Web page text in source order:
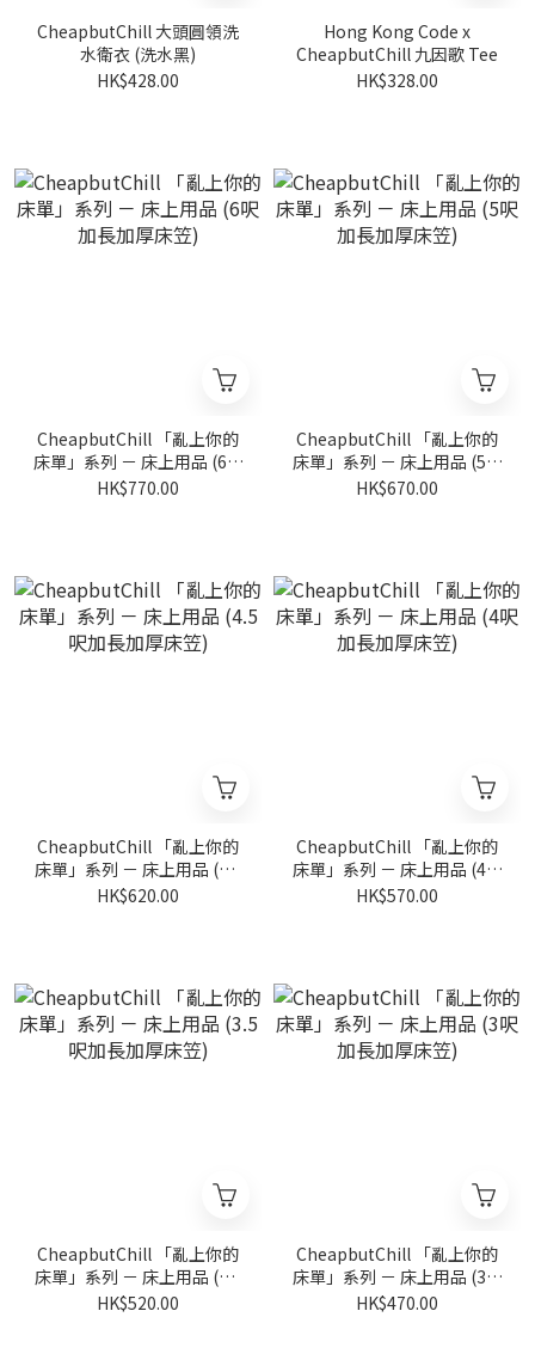
CheapbutChill 大頭圓領洗
水衛衣 (洗水黑)
HK$428.00
Hong Kong Code x
CheapbutChill 九因歌 Tee
HK$328.00
CheapbutChill 「亂上你的
床單」系列 － 床上用品 (6呎
加長加厚床笠)
HK$770.00
CheapbutChill 「亂上你的
床單」系列 － 床上用品 (5呎
加長加厚床笠)
HK$670.00
CheapbutChill 「亂上你的
床單」系列 － 床上用品 (4.5
呎加長加厚床笠)
HK$620.00
CheapbutChill 「亂上你的
床單」系列 － 床上用品 (4呎
加長加厚床笠)
HK$570.00
CheapbutChill 「亂上你的
床單」系列 － 床上用品 (3.5
呎加長加厚床笠)
HK$520.00
CheapbutChill 「亂上你的
床單」系列 － 床上用品 (3呎
加長加厚床笠)
HK$470.00